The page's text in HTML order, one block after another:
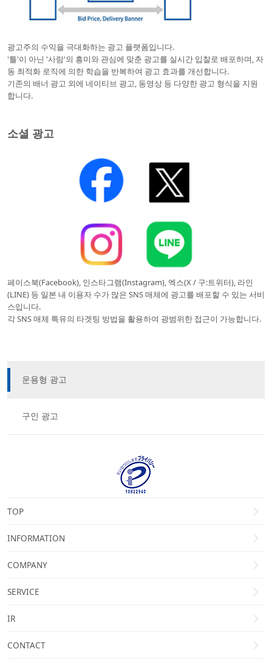
광고주의 수익을 극대화하는 광고 플랫폼입니다.
'틀'이 아닌 '사람'의 흥미와 관심에 맞춘 광고를 실시간 입찰로 배포하며, 자
동 최적화 로직에 의한 학습을 반복하여 광고 효과를 개선합니다.
기존의 배너 광고 외에 네이티브 광고, 동영상 등 다양한 광고 형식을 지원
합니다.
소셜 광고
페이스북(Facebook), 인스타그램(Instagram), 엑스(X / 구:트위터), 라인
(LINE) 등 일본 내 이용자 수가 많은 SNS 매체에 광고를 배포할 수 있는 서비
스입니다.
각 SNS 매체 특유의 타겟팅 방법을 활용하여 광범위한 접근이 가능합니다.
운용형 광고
구인 광고
TOP
INFORMATION
COMPANY
SERVICE
IR
CONTACT